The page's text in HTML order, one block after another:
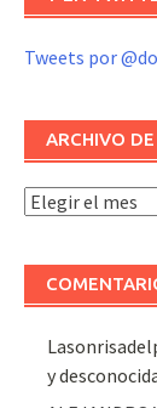
Tweets por
ARCHIVO
Archivo
artículos
y